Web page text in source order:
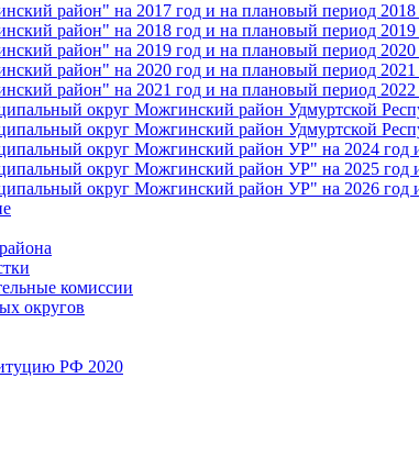
район" на 2017 год и на плановый период 2018
район" на 2018 год и на плановый период 2019
район" на 2019 год и на плановый период 2020
район" на 2020 год и на плановый период 2021
район" на 2021 год и на плановый период 2022
округ Можгинский район Удмуртской
округ Можгинский район Удмуртской
округ Можгинский район УР" на 2024 год и
округ Можгинский район УР" на 2025 год и
округ Можгинский район УР" на 2026 год и
комиссии
округов
РФ 2020